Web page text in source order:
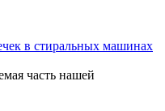
в стиральных машинах
часть нашей